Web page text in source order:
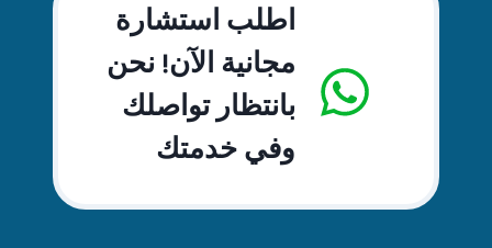
اطلب استشارة
مجانية الآن! نحن
بانتظار تواصلك
وفي خدمتك